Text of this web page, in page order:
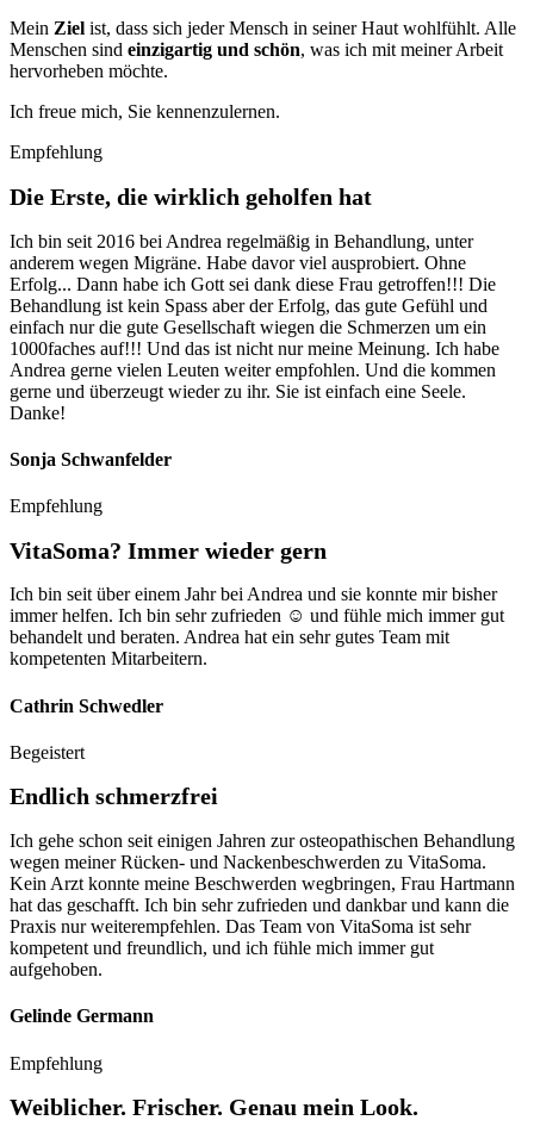
Mein Ziel ist, dass sich jeder Mensch in seiner Haut wohlfühlt. Alle
Menschen sind einzigartig und schön, was ich mit meiner Arbeit
hervorheben möchte.
Ich freue mich, Sie kennenzulernen.
Empfehlung
Die Erste, die wirklich geholfen hat
Ich bin seit 2016 bei Andrea regelmäßig in Behandlung, unter
anderem wegen Migräne. Habe davor viel ausprobiert. Ohne
Erfolg... Dann habe ich Gott sei dank diese Frau getroffen!!! Die
Behandlung ist kein Spass aber der Erfolg, das gute Gefühl und
einfach nur die gute Gesellschaft wiegen die Schmerzen um ein
1000faches auf!!! Und das ist nicht nur meine Meinung. Ich habe
Andrea gerne vielen Leuten weiter empfohlen. Und die kommen
gerne und überzeugt wieder zu ihr. Sie ist einfach eine Seele.
Danke!
Sonja Schwanfelder
Empfehlung
VitaSoma? Immer wieder gern
Ich bin seit über einem Jahr bei Andrea und sie konnte mir bisher
immer helfen. Ich bin sehr zufrieden ☺️ und fühle mich immer gut
behandelt und beraten. Andrea hat ein sehr gutes Team mit
kompetenten Mitarbeitern.
Cathrin Schwedler
Begeistert
Endlich schmerzfrei
Ich gehe schon seit einigen Jahren zur osteopathischen Behandlung
wegen meiner Rücken- und Nackenbeschwerden zu VitaSoma.
Kein Arzt konnte meine Beschwerden wegbringen, Frau Hartmann
hat das geschafft. Ich bin sehr zufrieden und dankbar und kann die
Praxis nur weiterempfehlen. Das Team von VitaSoma ist sehr
kompetent und freundlich, und ich fühle mich immer gut
aufgehoben.
Gelinde Germann
Empfehlung
Weiblicher. Frischer. Genau mein Look.